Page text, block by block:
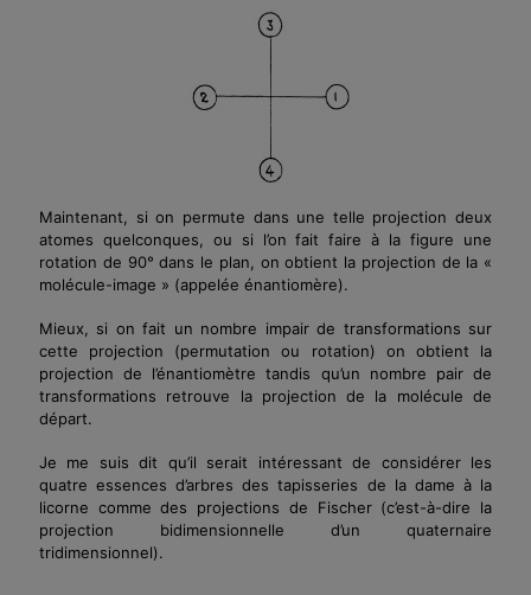
Maintenant, si on permute dans une telle projection deux
atomes quelconques, ou si l’on fait faire à la figure une
rotation de 90° dans le plan, on obtient la projection de la «
molécule-image » (appelée énantiomère).
Mieux, si on fait un nombre impair de transformations sur
cette projection (permutation ou rotation) on obtient la
projection de l’énantiomètre tandis qu’un nombre pair de
transformations retrouve la projection de la molécule de
départ.
Je me suis dit qu’il serait intéressant de considérer les
quatre essences d’arbres des tapisseries de la dame à la
licorne comme des projections de Fischer (c’est-à-dire la
projection bidimensionnelle d’un quaternaire
tridimensionnel).